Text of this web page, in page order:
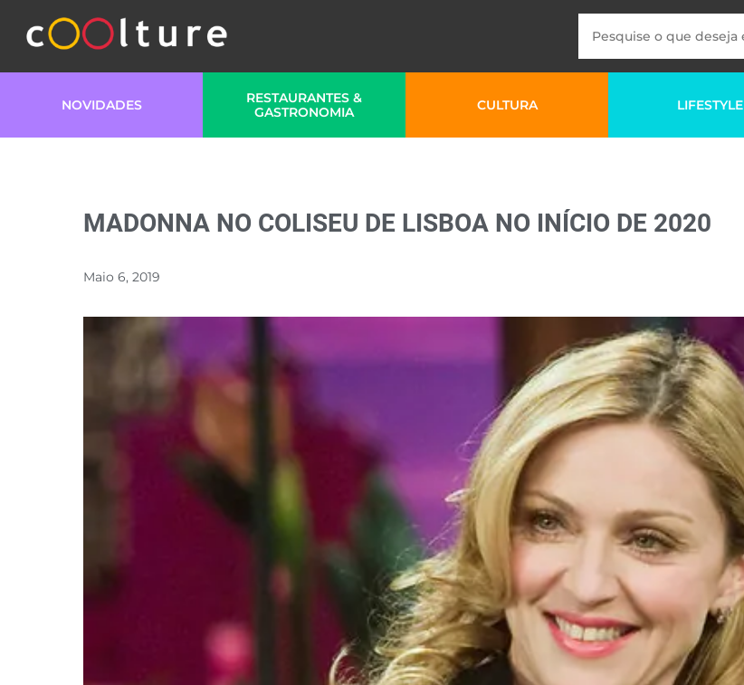
NOVIDADES
RESTAURANTES &
GASTRONOMIA
CULTURA LIFESTYLE
MADONNA NO COLISEU DE LISBOA NO INÍCIO DE 2020
Maio 6, 2019